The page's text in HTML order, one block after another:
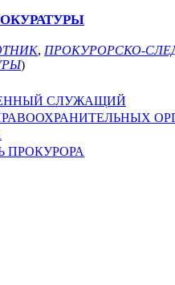
, ПРОКУРОРСКО-
)
СЛУЖАЩИЙ
ПРОКУРОРА